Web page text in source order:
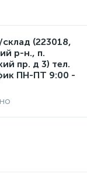
(223018,
р-н., п.
пр. д 3) тел.
ПН-ПТ 9:00 -